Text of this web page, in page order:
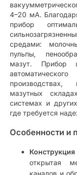
4–20 мА.
прибор
средами:
пульпы,
мазут. Прибор
производствах,
мазутных
системах и
где требуется
Особенности и
открытая